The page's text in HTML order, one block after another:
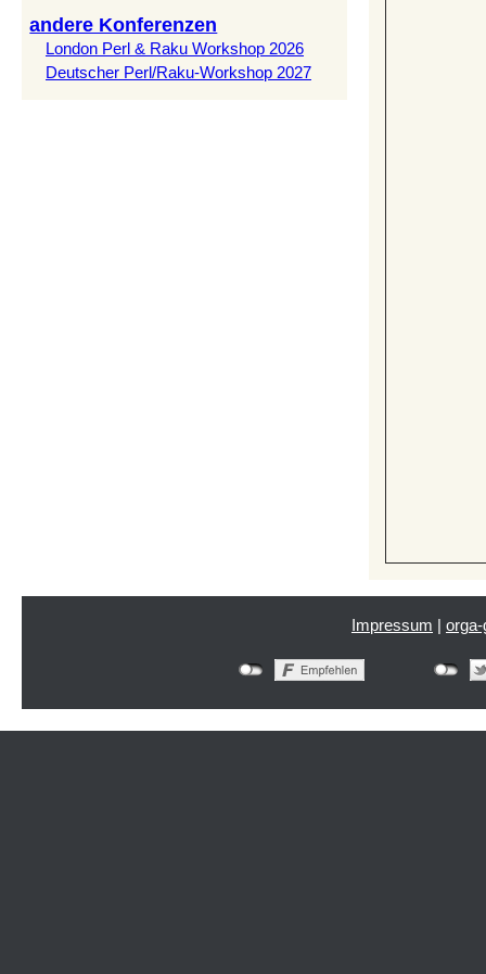
andere Konferenzen
London Perl & Raku Workshop 2026
Deutscher Perl/Raku-Workshop 2027
Impressum